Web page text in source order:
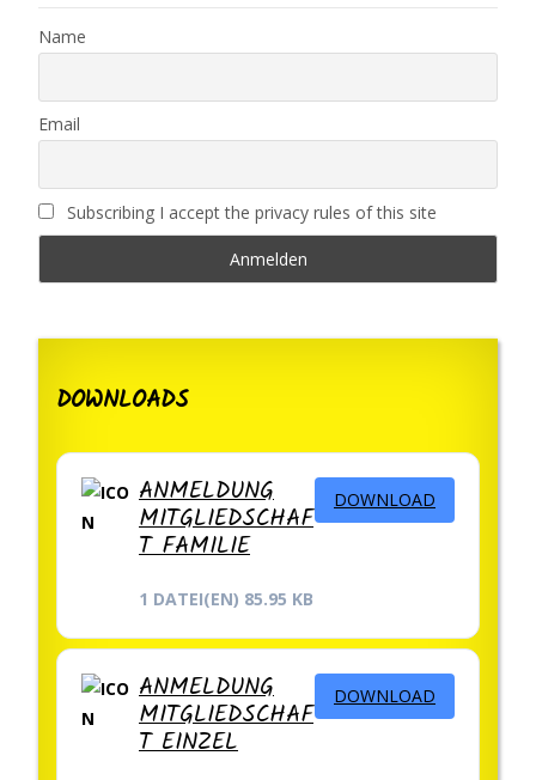
Name
Email
Subscribing I accept the privacy rules of this site
DOWNLOADS
ANMELDUNG
MITGLIEDSCHAF
T FAMILIE
1 DATEI(EN) 85.95 KB
DOWNLOAD
ANMELDUNG
MITGLIEDSCHAF
T EINZEL
DOWNLOAD